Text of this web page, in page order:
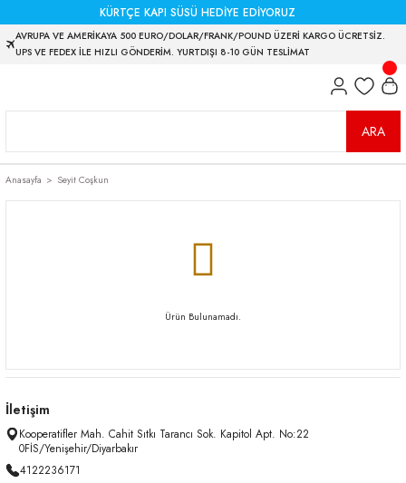
KÜRTÇE KAPI SÜSÜ HEDİYE EDİYORUZ
AVRUPA VE AMERİKAYA 500 EURO/DOLAR/FRANK/POUND ÜZERİ KARGO ÜCRETSİZ.
UPS VE FEDEX İLE HIZLI GÖNDERİM. YURTDIŞI 8-10 GÜN TESLİMAT
ARA
Anasayfa Seyit Coşkun
Ürün Bulunamadı.
İletişim
Kooperatifler Mah. Cahit Sıtkı Tarancı Sok. Kapitol Apt. No:22
0FİS/Yenişehir/Diyarbakır
4122236171